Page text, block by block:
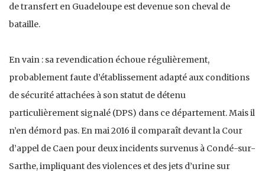
de transfert en Guadeloupe est devenue son cheval de
bataille.
En vain : sa revendication échoue régulièrement,
probablement faute d’établissement adapté aux conditions
de sécurité attachées à son statut de détenu
particulièrement signalé (DPS) dans ce département. Mais il
n’en démord pas. En mai 2016 il comparaît devant la Cour
d’appel de Caen pour deux incidents survenus à Condé-sur-
Sarthe, impliquant des violences et des jets d’urine sur